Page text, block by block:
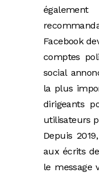
Facebook
comptes
social
la plus
dirigeants
utilisateurs
Depuis
aux écrits
le message